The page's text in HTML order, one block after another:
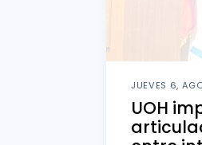
JUEVES 6,
UOH